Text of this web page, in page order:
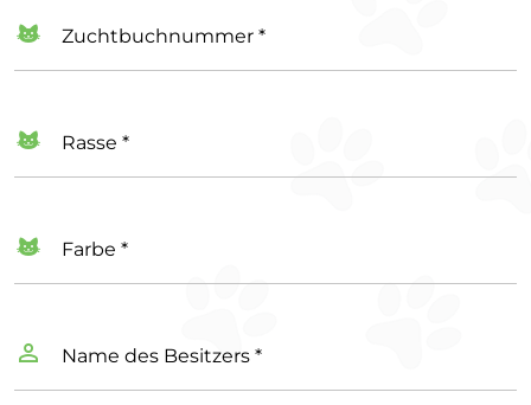
Zuchtbuchnummer *
Rasse *
Farbe *
Name des Besitzers *